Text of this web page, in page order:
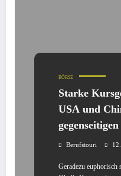
BÖRSE
Starke
USA und
Berufstouri
Geradezu euphorisch